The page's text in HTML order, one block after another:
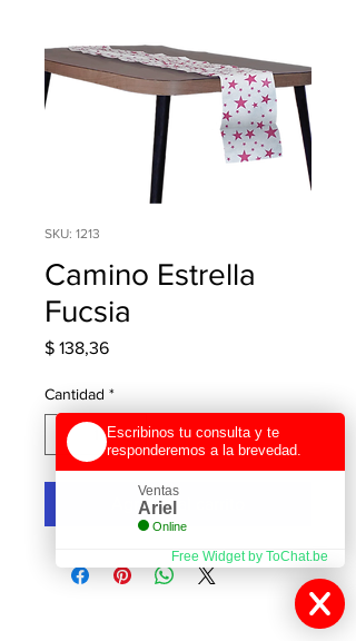
SKU: 1213
Camino Estrella
Fucsia
$ 138,36Precio
Cantidad *
Agregar al carrito
Escribinos tu consulta y te
responderemos a la brevedad.
Ventas
Ariel
Online
Free Widget by ToChat.be